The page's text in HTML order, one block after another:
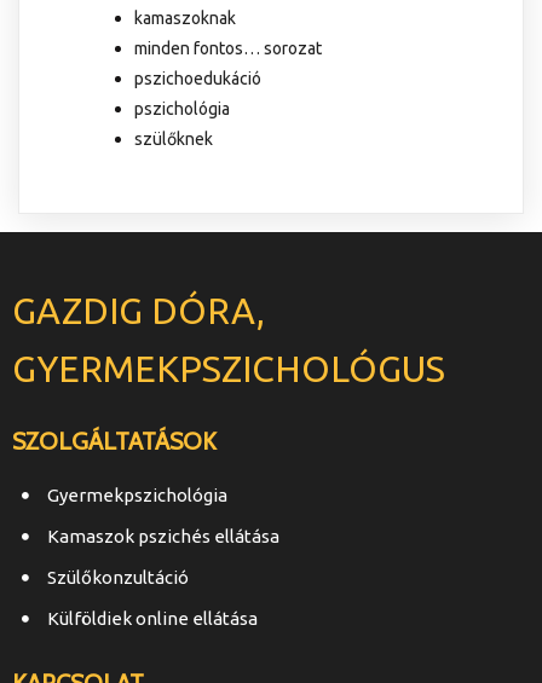
kamaszoknak
minden fontos… sorozat
pszichoedukáció
pszichológia
szülőknek
GAZDIG DÓRA,
GYERMEKPSZICHOLÓGUS
SZOLGÁLTATÁSOK
Gyermekpszichológia
Kamaszok pszichés ellátása
Szülőkonzultáció
Külföldiek online ellátása